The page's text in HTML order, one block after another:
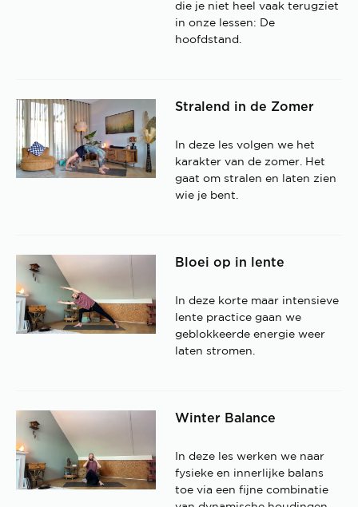
die je niet heel vaak terugziet
in onze lessen: De
hoofdstand.
Stralend in de Zomer
In deze les volgen we het
karakter van de zomer. Het
gaat om stralen en laten zien
wie je bent.
Bloei op in lente
In deze korte maar intensieve
lente practice gaan we
geblokkeerde energie weer
laten stromen.
Winter Balance
In deze les werken we naar
fysieke en innerlijke balans
toe via een fijne combinatie